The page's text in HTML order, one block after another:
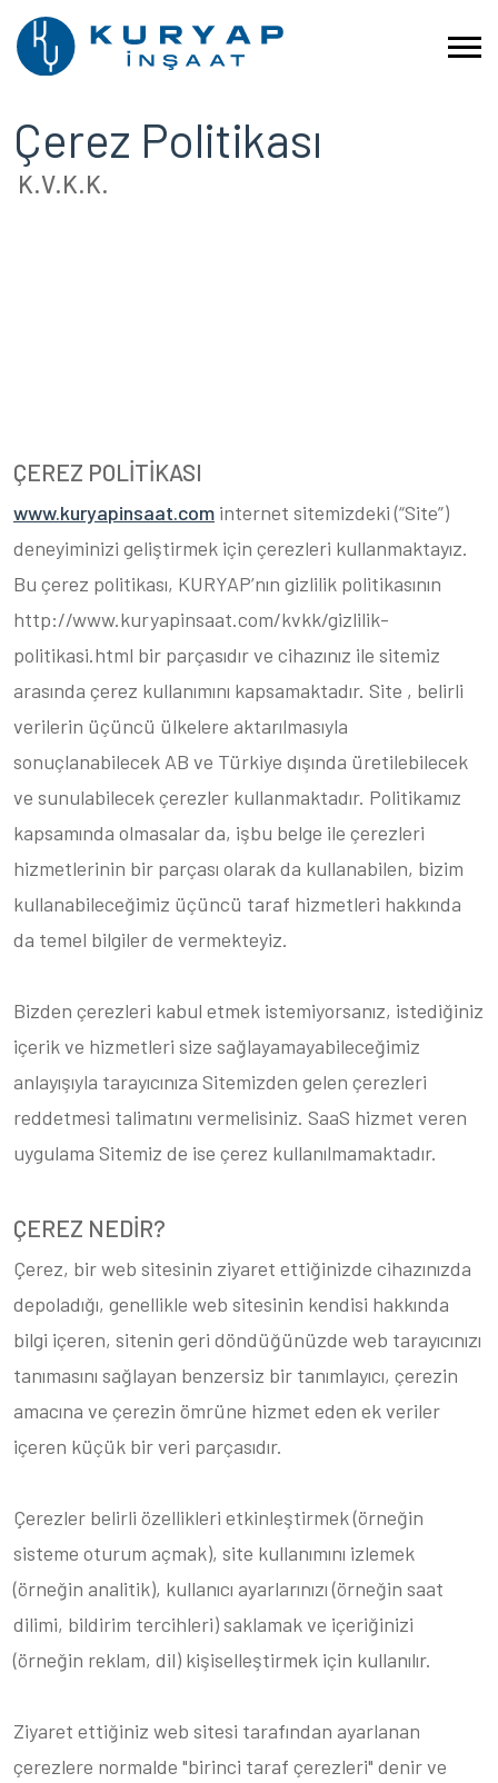
Çerez Politikası
K.V.K.K.
ÇEREZ POLİTİKASI
www.kuryapinsaat.com internet sitemizdeki (“Site”)
deneyiminizi geliştirmek için çerezleri kullanmaktayız.
Bu çerez politikası, KURYAP’nın gizlilik politikasının
http://www.kuryapinsaat.com/kvkk/gizlilik-
politikasi.html bir parçasıdır ve cihazınız ile sitemiz
arasında çerez kullanımını kapsamaktadır. Site , belirli
verilerin üçüncü ülkelere aktarılmasıyla
sonuçlanabilecek AB ve Türkiye dışında üretilebilecek
ve sunulabilecek çerezler kullanmaktadır. Politikamız
kapsamında olmasalar da, işbu belge ile çerezleri
hizmetlerinin bir parçası olarak da kullanabilen, bizim
kullanabileceğimiz üçüncü taraf hizmetleri hakkında
da temel bilgiler de vermekteyiz.
Bizden çerezleri kabul etmek istemiyorsanız, istediğiniz
içerik ve hizmetleri size sağlayamayabileceğimiz
anlayışıyla tarayıcınıza Sitemizden gelen çerezleri
reddetmesi talimatını vermelisiniz. SaaS hizmet veren
uygulama Sitemiz de ise çerez kullanılmamaktadır.
ÇEREZ NEDİR?
Çerez, bir web sitesinin ziyaret ettiğinizde cihazınızda
depoladığı, genellikle web sitesinin kendisi hakkında
bilgi içeren, sitenin geri döndüğünüzde web tarayıcınızı
tanımasını sağlayan benzersiz bir tanımlayıcı, çerezin
amacına ve çerezin ömrüne hizmet eden ek veriler
içeren küçük bir veri parçasıdır.
Çerezler belirli özellikleri etkinleştirmek (örneğin
sisteme oturum açmak), site kullanımını izlemek
(örneğin analitik), kullanıcı ayarlarınızı (örneğin saat
dilimi, bildirim tercihleri) saklamak ve içeriğinizi
(örneğin reklam, dil) kişiselleştirmek için kullanılır.
Ziyaret ettiğiniz web sitesi tarafından ayarlanan
çerezlere normalde "birinci taraf çerezleri" denir ve